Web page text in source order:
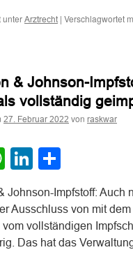
unter Arztrecht | Verschlagwortet
& Johnson-
vollständig
27. Februar 2022 von raskwar
WhatsApp
LinkedIn
Johnson-Impfstoff: Auch
Ausschluss von mit
vom vollständigen
Das hat das